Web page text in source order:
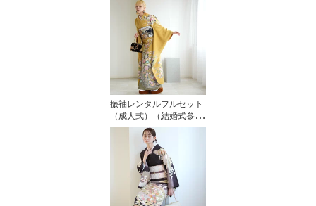
振袖レンタルフルセット
（成人式）（結婚式参
列 未婚）